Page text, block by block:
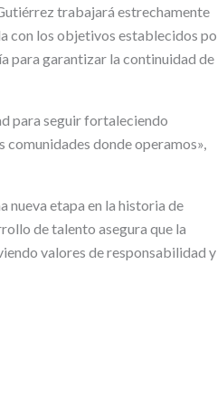
trabajará estrechamente
con los objetivos establecidos
para garantizar la continuidad de
para seguir fortaleciendo
comunidades donde operamos»,
nueva etapa en la historia de
de talento asegura que la
valores de responsabilidad y